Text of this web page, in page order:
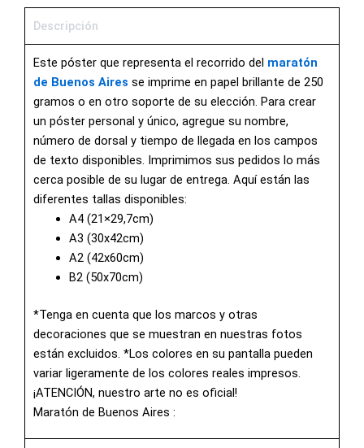
Descripción
Este póster que representa el recorrido del maratón
de Buenos Aires se imprime en papel brillante de 250
gramos o en otro soporte de su elección. Para crear
un póster personal y único, agregue su nombre,
número de dorsal y tiempo de llegada en los campos
de texto disponibles. Imprimimos sus pedidos lo más
cerca posible de su lugar de entrega. Aquí están las
diferentes tallas disponibles:
A4 (21×29,7cm)
A3 (30x42cm)
A2 (42x60cm)
B2 (50x70cm)
*Tenga en cuenta que los marcos y otras
decoraciones que se muestran en nuestras fotos
están excluidos. *Los colores en su pantalla pueden
variar ligeramente de los colores reales impresos.
¡ATENCIÓN, nuestro arte no es oficial!
Maratón de Buenos Aires :